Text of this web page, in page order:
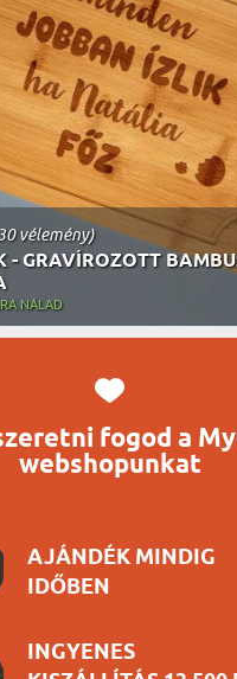
vélemény)
- GRAVÍROZOTT
NÁLAD
fogod a
webshopunkat
AJÁNDÉK MINDIG
IDŐBEN
INGYENES